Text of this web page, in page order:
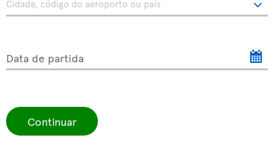
Data de partida
Continuar